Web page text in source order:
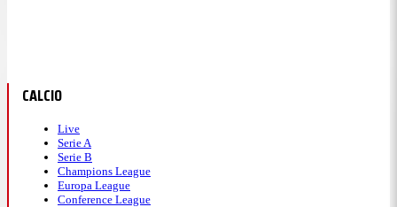
CALCIO
Live
Serie A
Serie B
Champions League
Europa League
Conference League